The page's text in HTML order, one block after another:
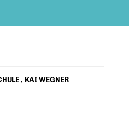
, KAI WEGNER